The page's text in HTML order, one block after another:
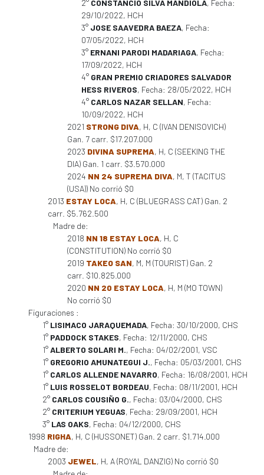
2° CONSTANCIO SILVA MANDIOLA, Fecha:
29/10/2022, HCH
3° JOSE SAAVEDRA BAEZA, Fecha:
07/05/2022, HCH
3° ERNANI PARODI MADARIAGA, Fecha:
17/09/2022, HCH
4° GRAN PREMIO CRIADORES SALVADOR
HESS RIVEROS, Fecha: 28/05/2022, HCH
4° CARLOS NAZAR SELLAN, Fecha:
10/09/2022, HCH
2021 STRONG DIVA, H, C (IVAN DENISOVICH)
Gan. 7 carr. $17.207.000
2023 DIVINA SUPREMA, H, C (SEEKING THE
DIA) Gan. 1 carr. $3.570.000
2024 NN 24 SUPREMA DIVA, M, T (TACITUS
(USA)) No corrió $0
2013 ESTAY LOCA, H, C (BLUEGRASS CAT) Gan. 2
carr. $5.762.500
Madre de:
2018 NN 18 ESTAY LOCA, H, C
(CONSTITUTION) No corrió $0
2019 TAKEO SAN, M, M (TOURIST) Gan. 2
carr. $10.825.000
2020 NN 20 ESTAY LOCA, H, M (MO TOWN)
No corrió $0
Figuraciones :
1° LISIMACO JARAQUEMADA, Fecha: 30/10/2000, CHS
1° PADDOCK STAKES, Fecha: 12/11/2000, CHS
1°ALBERTO SOLARI M., Fecha: 04/02/2001, VSC
1° GREGORIO AMUNATEGUI J., Fecha: 05/03/2001, CHS
1° CARLOS ALLENDE NAVARRO, Fecha: 16/08/2001, HCH
1° LUIS ROSSELOT BORDEAU, Fecha: 08/11/2001, HCH
2° CARLOS COUSIÑO G., Fecha: 03/04/2000, CHS
2° CRITERIUM YEGUAS, Fecha: 29/09/2001, HCH
3° LAS OAKS, Fecha: 04/12/2000, CHS
1998 RIGHA, H, C (HUSSONET) Gan. 2 carr. $1.714.000
Madre de:
2003 JEWEL, H, A (ROYAL DANZIG) No corrió $0